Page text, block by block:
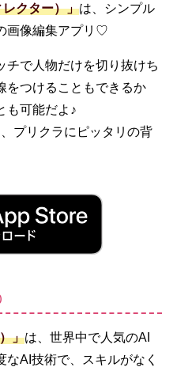
クター）」は、シンプル
画像編集アプリ♡
チで人物だけを切り抜けち
つけることもできるか
も可能だよ♪
プリクラにピッタリの背
」は、世界中で人気のAI
AI技術で、スキルがなく